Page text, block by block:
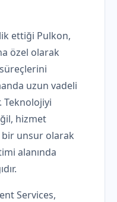
ettiği Pulkon,
özel olarak
uzun vadeli
Teknolojiyi
hizmet
unsur olarak
alanında
Services,